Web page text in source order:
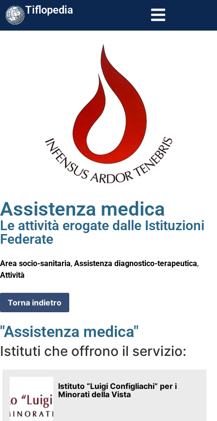
Tiflopedia
Assistenza medica
Le attività erogate dalle Istituzioni
Federate
Area socio-sanitaria, Assistenza diagnostico-terapeutica,
Attività
"Assistenza medica"
Istituti che offrono il servizio:
Istituto “Luigi Configliachi” per i
Minorati della Vista